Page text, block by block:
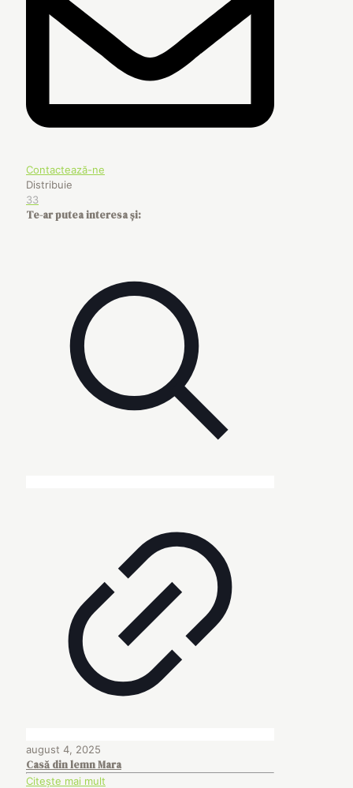
Contactează-ne
Distribuie
33
Te-ar putea interesa și:
august 4, 2025
Casă din lemn Mara
Citește mai mult